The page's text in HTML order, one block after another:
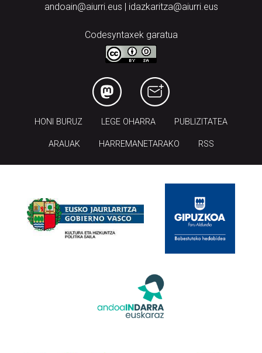
andoain@aiurri.eus | idazkaritza@aiurri.eus
Codesyntaxek garatua
HONI BURUZ LEGE OHARRA PUBLIZITATEA
ARAUAK HARREMANETARAKO RSS